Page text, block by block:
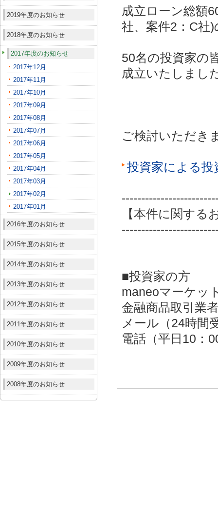
2019年度のお知らせ
2018年度のお知らせ
2017年度のお知らせ
2017年12月
2017年11月
2017年10月
2017年09月
2017年08月
2017年07月
2017年06月
2017年05月
2017年04月
2017年03月
2017年02月
2017年01月
2016年度のお知らせ
2015年度のお知らせ
2014年度のお知らせ
2013年度のお知らせ
2012年度のお知らせ
2011年度のお知らせ
2010年度のお知らせ
2009年度のお知らせ
2008年度のお知らせ
成立ローン総額
社、案件2：C社)
50名の投資家の
成立いたしまし
ご検討いただき
投資家による
【本件に関する
■投資家の方
maneoマーケッ
金融商品取引業
メール（24時間
電話（平日10：